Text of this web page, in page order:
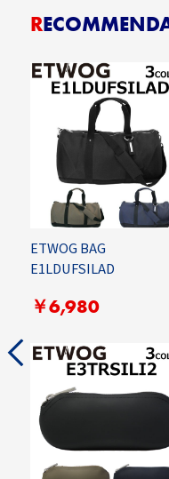
ETWOG BAG
E1LDUFSILAD
￥6,980